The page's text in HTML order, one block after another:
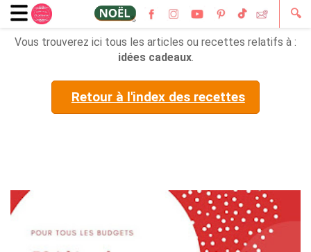
🔍
Vous trouverez ici tous les articles ou recettes relatifs à :
idées cadeaux.
Retour à l'index des recettes